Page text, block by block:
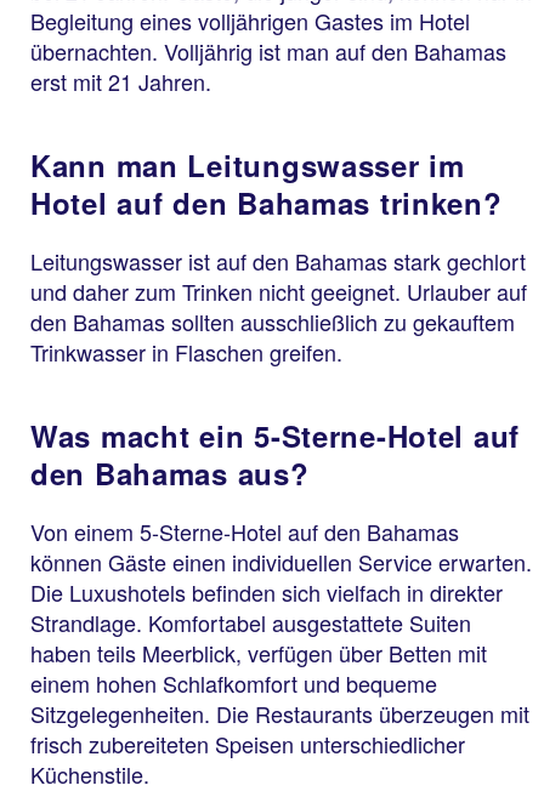
Begleitung eines volljährigen Gastes im Hotel
übernachten. Volljährig ist man auf den Bahamas
erst mit 21 Jahren.
Kann man Leitungswasser im
Hotel auf den Bahamas trinken?
Leitungswasser ist auf den Bahamas stark gechlort
und daher zum Trinken nicht geeignet. Urlauber auf
den Bahamas sollten ausschließlich zu gekauftem
Trinkwasser in Flaschen greifen.
Was macht ein 5-Sterne-Hotel auf
den Bahamas aus?
Von einem 5-Sterne-Hotel auf den Bahamas
können Gäste einen individuellen Service erwarten.
Die Luxushotels befinden sich vielfach in direkter
Strandlage. Komfortabel ausgestattete Suiten
haben teils Meerblick, verfügen über Betten mit
einem hohen Schlafkomfort und bequeme
Sitzgelegenheiten. Die Restaurants überzeugen mit
frisch zubereiteten Speisen unterschiedlicher
Küchenstile.